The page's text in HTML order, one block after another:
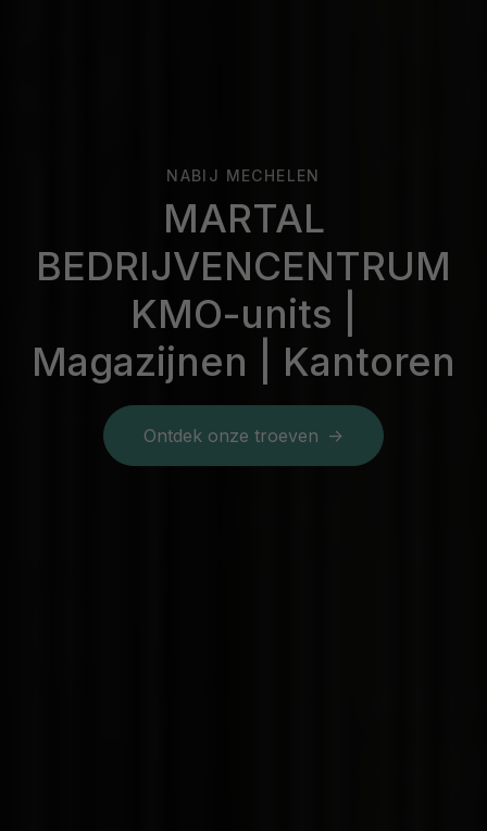
NABIJ MECHELEN
MARTAL
BEDRIJVENCENTRUM
KMO-units |
Magazijnen | Kantoren
Ontdek onze troeven